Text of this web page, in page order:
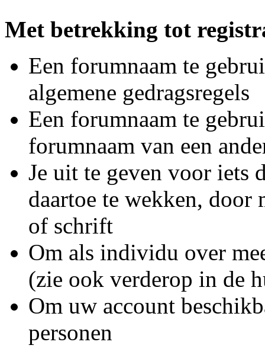
Met betrekking tot
Een forumnaam te
algemene gedragsregels
Een forumnaam te
forumnaam van een
Je uit te geven voor iets
daartoe te wekken,
of schrift
Om als individu over
(zie ook verderop in de
Om uw account
personen